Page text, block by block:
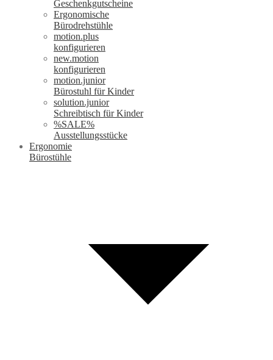
Geschenkgutscheine
Ergonomische
Bürodrehstühle
motion.plus
konfigurieren
new.motion
konfigurieren
motion.junior
Bürostuhl für Kinder
solution.junior
Schreibtisch für Kinder
%SALE%
Ausstellungsstücke
Ergonomie
Bürostühle